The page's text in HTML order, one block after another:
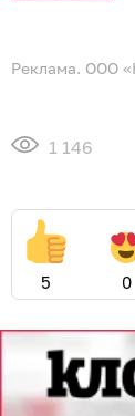
Реклама. ООО
1 146
5 0